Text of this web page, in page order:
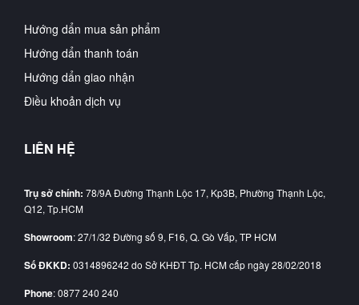
Hướng dẩn mua sản phẩm
Hướng dẩn thanh toán
Hướng dẩn giao nhận
Điều khoản dịch vụ
LIÊN HỆ
Trụ sở chính: 78/9A Đường Thạnh Lộc 17, Kp3B, Phường Thạnh Lộc,
Q12, Tp.HCM
Showroom: 27/1/32 Đường số 9, F16, Q. Gò Vấp, TP HCM
Số ĐKKD: 0314896242 do Sở KHĐT Tp. HCM cấp ngày 28/02/2018
Phone: 0877 240 240